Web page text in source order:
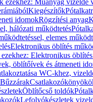
ezekhez: Műanyag vizelde
Kiegészítők
idomokRögzítési anyag
hálózati működtetés
elemes
Elektronikus öblítés
Elektronikus
öblítőívek és átmeneti
WC-khez,
Öblítőcső toldók
Lefolyókészletek